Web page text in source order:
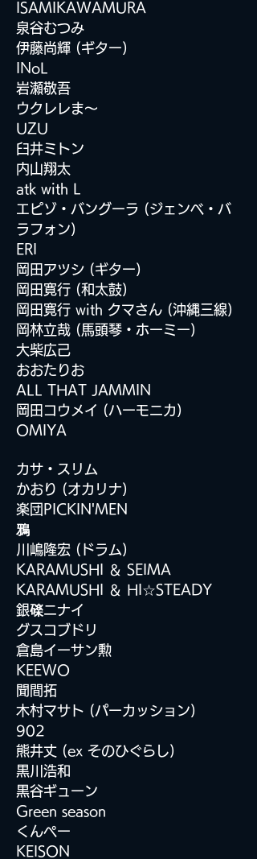
ISAMIKAWAMURA
泉谷むつみ
伊藤尚輝 (ギター)
INoL
岩瀬敬吾
ウクレレま〜
UZU
臼井ミトン
内山翔太
atk with L
エピゾ・バングーラ (ジェンベ・バ
ラフォン)
ERI
岡田アツシ (ギター)
岡田寛行 (和太鼓)
岡田寛行 with クマさん (沖縄三線)
岡林立哉 (馬頭琴・ホーミー)
大柴広己
おおたりお
ALL THAT JAMMIN
岡田コウメイ (ハーモニカ)
OMIYA
カサ・スリム
かおり (オカリナ)
楽団PICKIN'MEN
鴉
川嶋隆宏 (ドラム)
KARAMUSHI ＆ SEIMA
KARAMUSHI ＆ HI ☆STEADY
銀䃯ニナイ
グスコブドリ
倉島イーサン勲
KEEWO
聞間拓
木村マサト (パーカッション)
902
熊井丈 (ex そのひぐらし)
黒川浩和
黒谷ギューン
Green season
くんぺー
KEISON